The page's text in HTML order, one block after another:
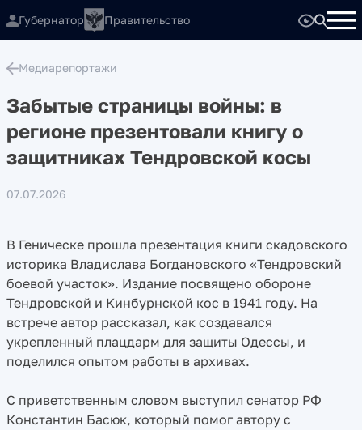
Губернатор Правительство
Медиарепортажи
Забытые страницы войны: в
регионе презентовали книгу о
защитниках Тендровской косы
07.07.2026
В Геническе прошла презентация книги скадовского
историка Владислава Богдановского «Тендровский
боевой участок». Издание посвящено обороне
Тендровской и Кинбурнской кос в 1941 году. На
встрече автор рассказал, как создавался
укрепленный плацдарм для защиты Одессы, и
поделился опытом работы в архивах.
С приветственным словом выступил сенатор РФ
Константин Басюк, который помог автору с